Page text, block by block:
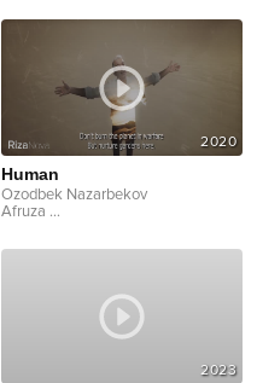
2020
Human
Ozodbek Nazarbekov
Afruza ...
2023